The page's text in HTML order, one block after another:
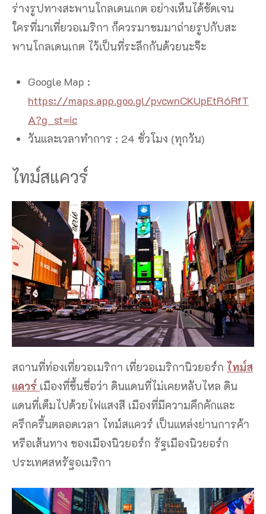
ร่างรูปทางสะพานโกลเดนเกต อย่างเห็นได้ชัดเจน
ใครที่มาเที่ยวอเมริกา ก็ควรมาชมมาถ่ายรูปกับสะ
พานโกลเดนเกต ไว้เป็นที่ระลึกกันด้วยนะจ๊ะ
Google Map :
https://maps.app.goo.gl/pvcwnCKUpEtR6RfT
A?g_st=ic
วันและเวลาทำการ : 24 ชั่วโมง (ทุกวัน)
ไทม์สแควร์
สถานที่ท่องเที่ยวอเมริกา เที่ยวอเมริกานิวยอร์ก ไทม์ส
แควร์ เมืองที่ขึ้นชื่อว่า ดินแดนที่ไม่เคยหลับไหล ดิน
แดนที่เต็มไปด้วยไฟแสงสี เมืองที่มีความคึกคักและ
ครึกครื้นตลอดเวลา ไทม์สแควร์ เป็นแหล่งย่านการค้า
หรือเส้นทาง ของเมืองนิวยอร์ก รัฐเมืองนิวยอร์ก
ประเทศสหรัฐอเมริกา